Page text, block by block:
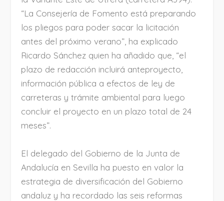
“La Consejería de Fomento está preparando
los pliegos para poder sacar la licitación
antes del próximo verano”, ha explicado
Ricardo Sánchez quien ha añadido que, “el
plazo de redacción incluirá anteproyecto,
información pública a efectos de ley de
carreteras y trámite ambiental para luego
concluir el proyecto en un plazo total de 24
meses”.
El delegado del Gobierno de la Junta de
Andalucía en Sevilla ha puesto en valor la
estrategia de diversificación del Gobierno
andaluz y ha recordado las seis reformas